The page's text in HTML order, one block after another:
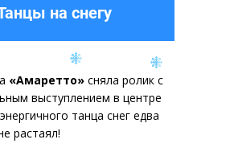
на снегу
«Амаретто» сняла ролик с
выступлением в центре
танца снег едва
растаял!